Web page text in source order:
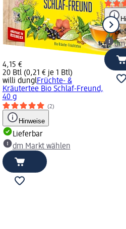
4,15 €
20 Btl (0,21 € je 1 Btl)
willi dunglFrüchte- &
Kräutertee Bio Schlaf-Freund,
40 g
(2)
Hinweise
Lieferbar
dm Markt wählen